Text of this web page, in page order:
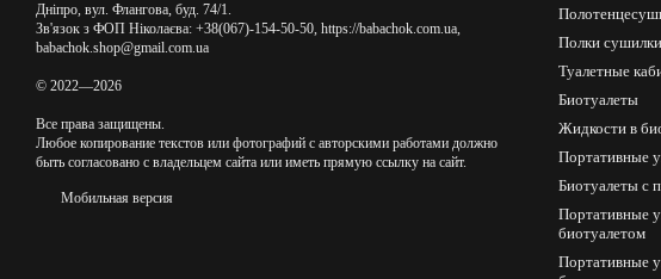
Дніпро, вул. Флангова, буд. 74/1.
Зв'язок з ФОП Ніколаєва: +38(067)-154-50-50, https://babachok.com.ua,
babachok.shop@gmail.com.ua
© 2022—2026
Все права защищены.
Любое копирование текстов или фотографий с авторскими работами должно
быть согласовано с владельцем сайта или иметь прямую ссылку на сайт.
Мобильная версия
Полки
Туалетные
Биотуалеты
Жидкости в
Портативные
Биотуалеты с
Портативные
биотуалетом
Портативные